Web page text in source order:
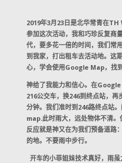
2019年3月23日是北华常青在
参加这次活动，我和巧珍反复商
代，要多花一倍的时间，我们常
到我家，打出租车去活动地。这
心，学会使用Google Map，找
神给了我能力和信心。在
216公交车，换246到终点站，
分钟。我们准时到246路终点站
map.此时雨大，远处物体不清
反应就是神又在为我们预备道路
的地。不要雨中步行。
开车的小菲姐妹技术真好，雨